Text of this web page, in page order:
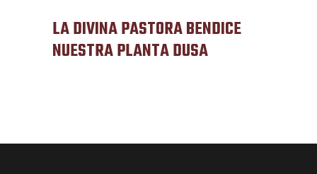
LA DIVINA PASTORA BENDICE
NUESTRA PLANTA DUSA